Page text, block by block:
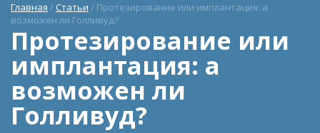
Главная / Статьи / Протезирование или имплантация: а
возможен ли Голливуд?
Протезирование или
имплантация: а
возможен ли
Голливуд?